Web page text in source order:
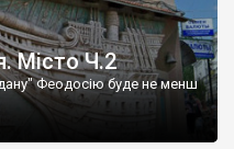
Місто Ч.2
Феодосію буде не менш